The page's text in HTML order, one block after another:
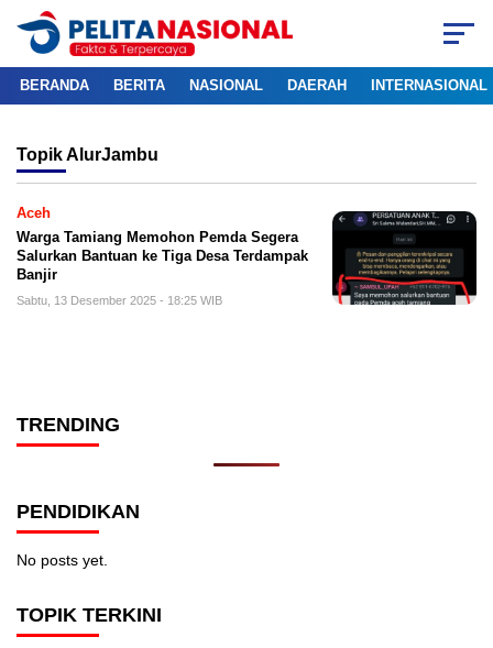
BERANDA BERITA NASIONAL DAERAH INTERNASIONAL
TopikAlurJambu
Aceh
Warga Tamiang Memohon Pemda Segera
Salurkan Bantuan ke Tiga Desa Terdampak
Banjir
Sabtu, 13 Desember 2025 - 18:25 WIB
TRENDING
PENDIDIKAN
No posts yet.
TOPIK TERKINI